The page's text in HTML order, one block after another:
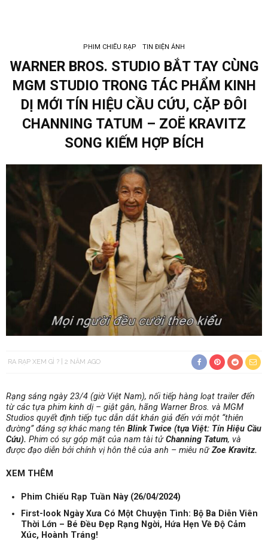
PHIM CHIẾU RẠP TIN ĐIỆN ẢNH
WARNER BROS. STUDIO BẮT TAY CÙNG
MGM STUDIO TRONG TÁC PHẨM KINH
DỊ MỚI TÍN HIỆU CẦU CỨU, CẶP ĐÔI
CHANNING TATUM – ZOË KRAVITZ
SONG KIẾM HỢP BÍCH
RA RẠP XEM GÌ ? 2 NĂM AGO
Rạng sáng ngày 23/4 (giờ Việt Nam), nối tiếp hàng loạt trailer đến
từ các tựa phim kinh dị – giật gân, hãng Warner Bros. và MGM
Studios quyết định tiếp tục dẫn dắt khán giả đến với một “thiên
đường” đáng sợ khác mang tên Blink Twice (tựa Việt: Tín Hiệu Cầu
Cứu). Phim có sự góp mặt của nam tài tửChanning Tatum, và
được đạo diễn bởi chính vị hôn thê của anh – miêu nữZoe Kravitz.
XEM THÊM
Phim Chiếu Rạp Tuần Này (26/04/2024)
First-look Ngày Xưa Có Một Chuyện Tình: Bộ Ba Diễn Viên
Thời Lớn – Bé Đều Đẹp Rạng Ngời, Hứa Hẹn Về Độ Cảm
Xúc, Hoành Tráng!